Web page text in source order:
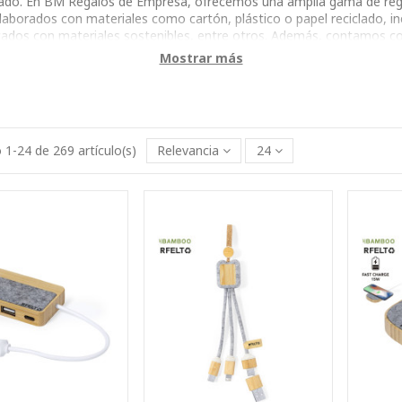
con materiales como cartón, plástico o papel reciclado,
con materiales sostenibles, entre otros. Además, contamos
nuestros regalos ecológicos. Con más de 250 artículos
Mostrar más
24 de 269 artículo(s) Relevancia 24